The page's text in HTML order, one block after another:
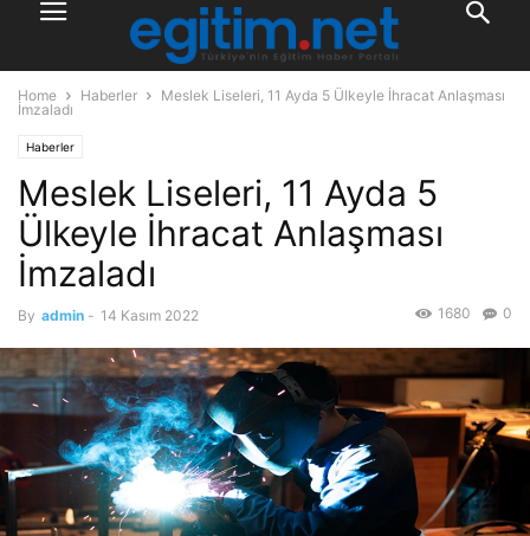
Home Haberler
Meslek Liseleri, 11 Ayda 5 Ülkeyle İhracat Anlaşması
İmzaladı
Haberler
Meslek Liseleri, 11 Ayda 5
Ülkeyle İhracat Anlaşması
İmzaladı
By admin - 14 Kasım 2022 0
1680